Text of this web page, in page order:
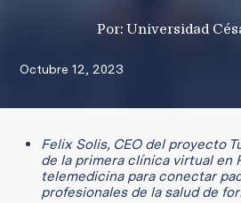
Por: Universidad
Octubre 12, 2023
Felix Solis, CEO del proyecto
de la primera clínica virtual en
telemedicina para conectar
profesionales de la salud de